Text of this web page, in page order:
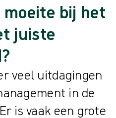
bij het
juiste
veel uitdagingen
in de
is vaak een grote